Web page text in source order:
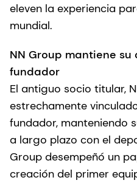
eleven la experiencia
mundial.
NN Group mantiene su
fundador
El antiguo socio titular,
estrechamente
fundador, manteniendo
a largo plazo con el
Group desempeñó un
creación del primer